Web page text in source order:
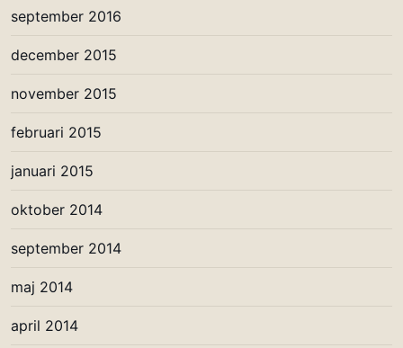
september 2016
december 2015
november 2015
februari 2015
januari 2015
oktober 2014
september 2014
maj 2014
april 2014